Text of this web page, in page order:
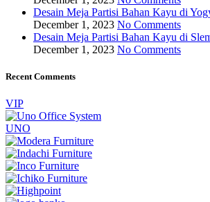
Desain Meja Partisi Bahan Kayu di
December 1, 2023 No Comments
Desain Meja Partisi Bahan Kayu di
December 1, 2023 No Comments
Recent Comments
VIP
UNO